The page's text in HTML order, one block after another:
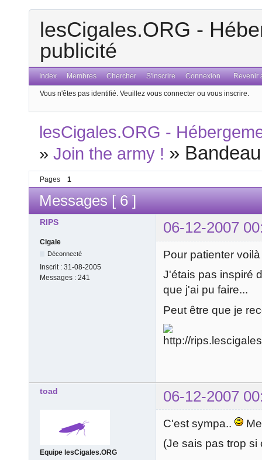
lesCigales.ORG -
publicité
Index Membres Chercher S'inscrire Connexion Revenir
Vous n'êtes pas identifié. Veuillez vous connecter ou vous inscrire.
lesCigales.ORG -
»Join the army ! »
Pages 1
Messages [ 6 ]
RIPS 06-12-2007
Cigale
Déconnecté
Inscrit : 31-08-2005
Messages : 241
Pour patienter
J'étais pas inspiré
que j'ai pu faire...
Peut être que je
toad 06-12-2007
Equipe lesCigales.ORG
C'est sympa..
(Je sais pas trop